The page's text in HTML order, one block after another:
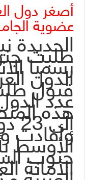
أصغر دول
عضوية
الحديدة
طلبت
رسميا
الدول
قبول
عدد
هذه
إلى 23 دولة.
وأفادت
الأوسط
جنوب
الأمانة